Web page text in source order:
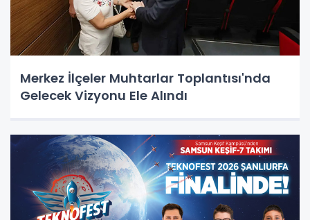
Merkez İlçeler Muhtarlar Toplantısı'nda
Gelecek Vizyonu Ele Alındı